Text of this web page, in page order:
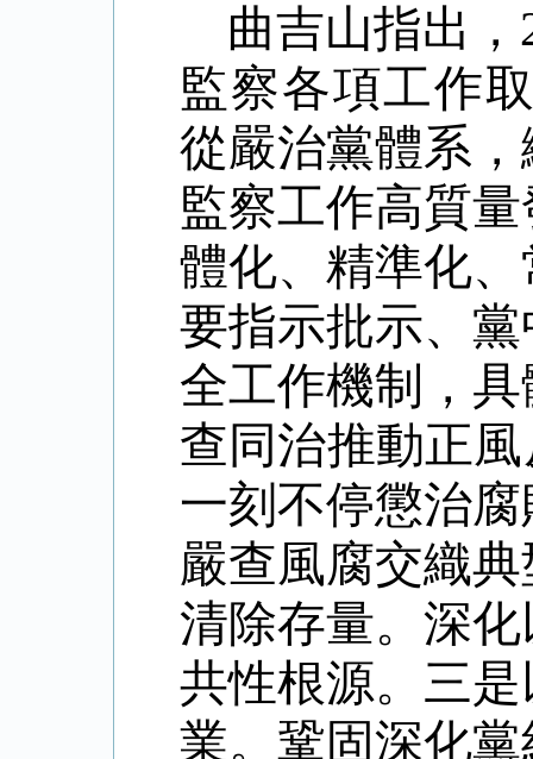
曲吉山指出
監察各項工作
從嚴治黨體系
監察工作高質
體化、精準化
要指示批示、
全工作機制，
查同治推動正
一刻不停懲治
嚴查風腐交織
清除存量。深
共性根源。三
業。鞏固深化